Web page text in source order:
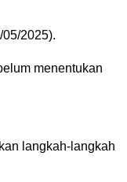
2025).
menentukan
langkah-langkah